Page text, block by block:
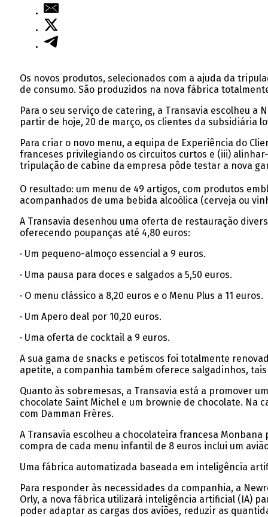
Os novos produtos, selecionados com a ajuda da
de consumo. São produzidos na nova fábrica
Para o seu serviço de catering, a Transavia escolheu
partir de hoje, 20 de março, os clientes da subsidiária
Para criar o novo menu, a equipa de Experiência do
franceses privilegiando os circuitos curtos e (iii)
tripulação de cabine da empresa pôde testar a nova
O resultado: um menu de 49 artigos, com produtos
acompanhados de uma bebida alcoólica (cerveja ou
A Transavia desenhou uma oferta de restauração
oferecendo poupanças até 4,80 euros:
· Um pequeno-almoço essencial a 9 euros.
· Uma pausa para doces e salgados a 5,50 euros.
· O menu clássico a 8,20 euros e o Menu Plus a 11 euros.
· Um Apero deal por 10,20 euros.
· Uma oferta de cocktail a 9 euros.
A sua gama de snacks e petiscos foi totalmente
apetite, a companhia também oferece salgadinhos,
Quanto às sobremesas, a Transavia está a promover
chocolate Saint Michel e um brownie de chocolate. Na
com Damman Frères.
A Transavia escolheu a chocolateira francesa
compra de cada menu infantil de 8 euros inclui um
Uma fábrica automatizada baseada em inteligência
Para responder às necessidades da companhia, a
Orly, a nova fábrica utilizará inteligência artificial (IA)
poder adaptar as cargas dos aviões, reduzir as